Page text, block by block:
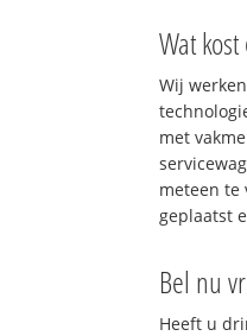
Wat kost
Wij
met
meteen te
geplaatst
Bel nu
Heeft u